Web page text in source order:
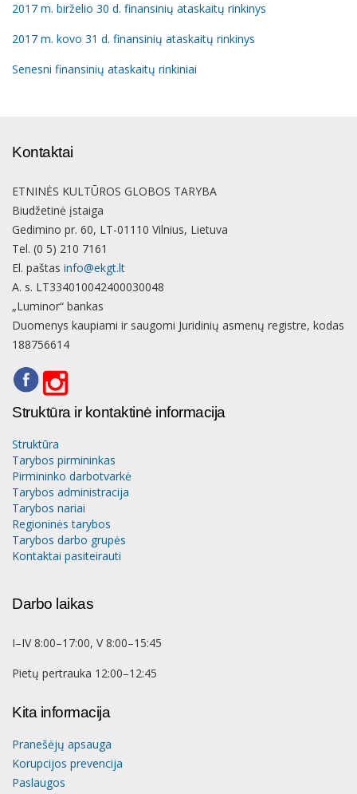
2017 m. birželio 30 d. finansinių ataskaitų rinkinys
2017 m. kovo 31 d. finansinių ataskaitų rinkinys
Senesni finansinių ataskaitų rinkiniai
Kontaktai
ETNINĖS KULTŪROS GLOBOS TARYBA
Biudžetinė įstaiga
Gedimino pr. 60, LT-01110 Vilnius, Lietuva
Tel. (0 5) 210 7161
El. paštas info@ekgt.lt
A. s. LT334010042400030048
„Luminor“ bankas
Duomenys kaupiami ir saugomi Juridinių asmenų registre, kodas
188756614
Struktūra ir kontaktinė informacija
Struktūra
Tarybos pirmininkas
Pirmininko darbotvarkė
Tarybos administracija
Tarybos nariai
Regioninės tarybos
Tarybos darbo grupės
Kontaktai pasiteirauti
Darbo laikas
I–IV 8:00–17:00, V 8:00–15:45
Pietų pertrauka 12:00–12:45
Kita informacija
Pranešėjų apsauga
Korupcijos prevencija
Paslaugos